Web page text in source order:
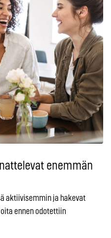
enemmän
aktiivisemmin ja hakevat
ennen odotettiin